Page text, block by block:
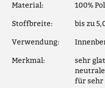
Material: 100%
Stoffbreite: bis zu
Verwendung:
Merkmal:
sehr
für sehr